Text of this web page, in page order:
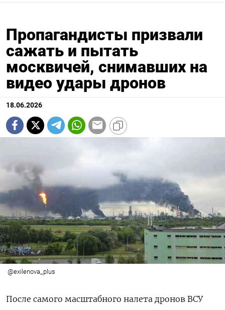
Пропагандисты призвали
сажать и пытать
москвичей, снимавших на
видео удары дронов
18.06.2026
@exilenova_plus
После самого масштабного налета дронов ВСУ